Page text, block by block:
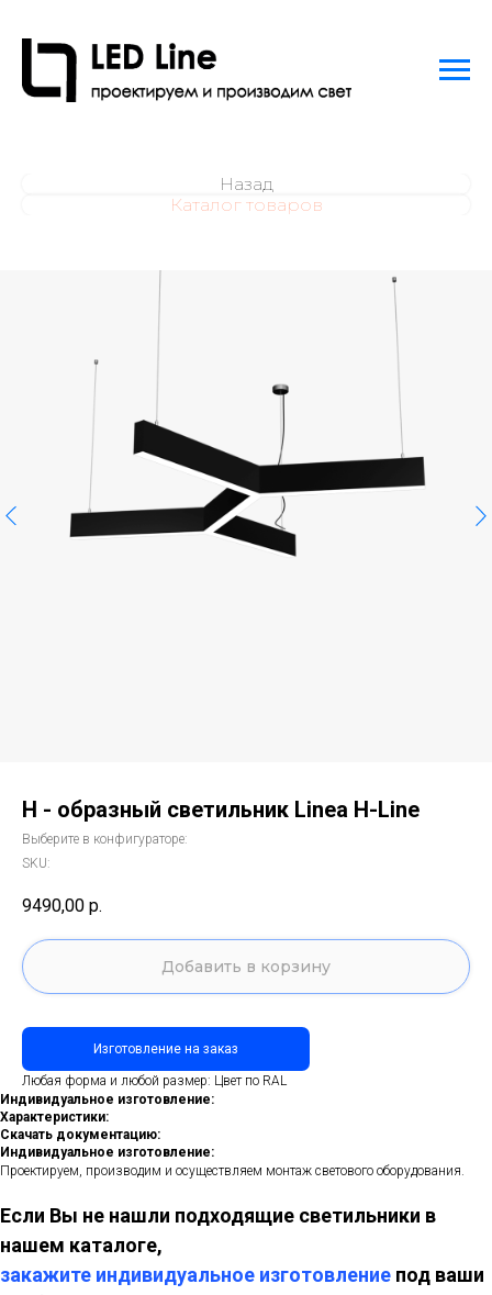
Назад
Каталог товаров
H - образный светильник Linea H-Line
Выберите в конфигураторе:
SKU:
9490,00 р.
Добавить в корзину
Изготовление на заказ
Любая форма и любой размер: Цвет по RAL
Индивидуальное изготовление:
Характеристики:
Скачать документацию:
Индивидуальное изготовление:
Проектируем, производим и осуществляем монтаж светового оборудования.
Если Вы не нашли подходящие светильники в
нашем каталоге,
закажите индивидуальное изготовление под ваши